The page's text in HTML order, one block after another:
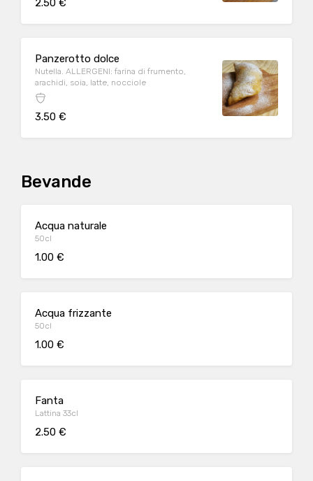
2.50 €
Panzerotto dolce
Nutella. ALLERGENI: farina di frumento,
arachidi, soia, latte, nocciole
3.50 €
Bevande
Acqua naturale
50cl
1.00 €
Acqua frizzante
50cl
1.00 €
Fanta
Lattina 33cl
2.50 €